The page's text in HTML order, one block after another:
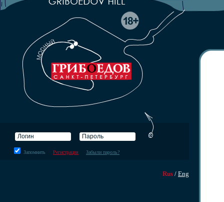
Запомнить Регистрация Забыли пароль?
Rus / Eng